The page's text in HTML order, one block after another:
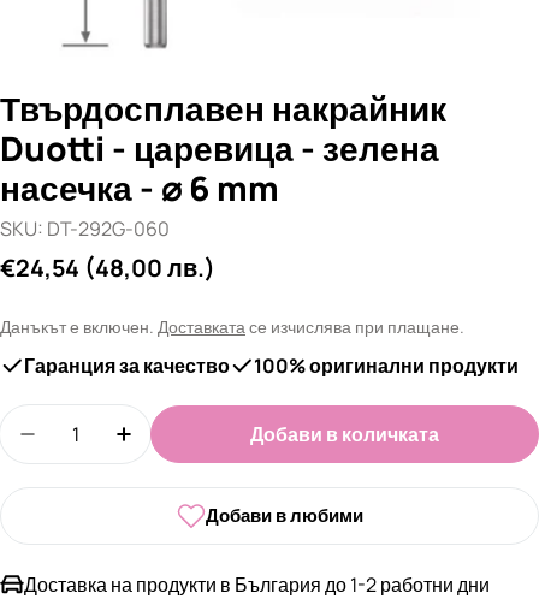
Твърдосплавен накрайник
Duotti - царевица - зелена
насечка - ⌀ 6 mm
SKU: DT-292G-060
Редовна
€24,54 (48,00 лв.)
Данъкът е включен. Доставката се изчислява при плащане.
Гаранция за качество 100% оригинални продукти
Намали количеството за Твърдосплавен
Увеличи количеството за
Добави в количката
Добави в любими
Доставка на продукти в България до 1-2 работни дни